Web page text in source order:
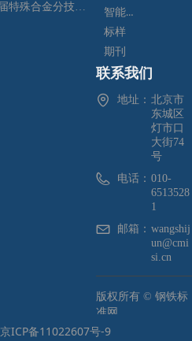
全国钢标准化技术委员会第四届特殊合金分技术委员会换届会暨七项标准预审会在昆明顺利召开
智能制造
标样
期刊
联系我们
地址： 北京市
东城区
灯市口
大街74
号
电话： 010-
6513528
1
邮箱： wangshij
un@cmi
si.cn
版权所有 © 钢铁标
准网
京ICP备11022607号-9